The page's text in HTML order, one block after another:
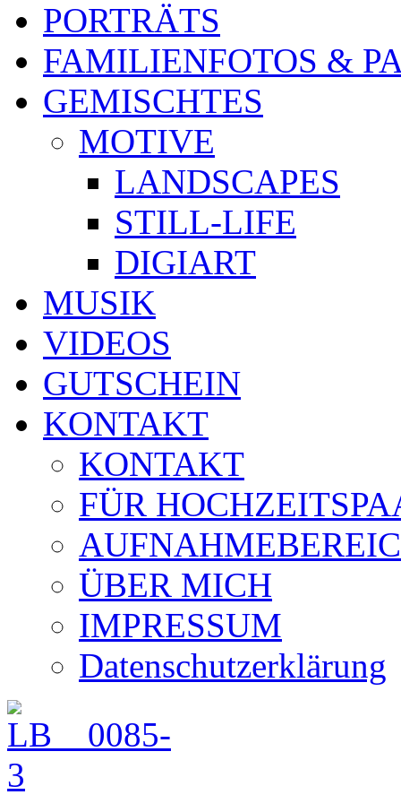
PORTRÄTS
FAMILIENFOTOS &
GEMISCHTES
MOTIVE
LANDSCAPES
STILL-LIFE
DIGIART
MUSIK
VIDEOS
GUTSCHEIN
KONTAKT
KONTAKT
FÜR
ÜBER MICH
IMPRESSUM
Datenschutzerklärung